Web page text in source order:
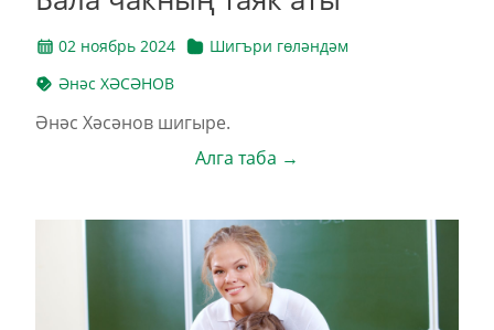
02 ноябрь 2024
Шигъри гөләндәм
Әнәс ХӘСӘНОВ
Әнәс Хәсәнов шигыре.
Алга таба →